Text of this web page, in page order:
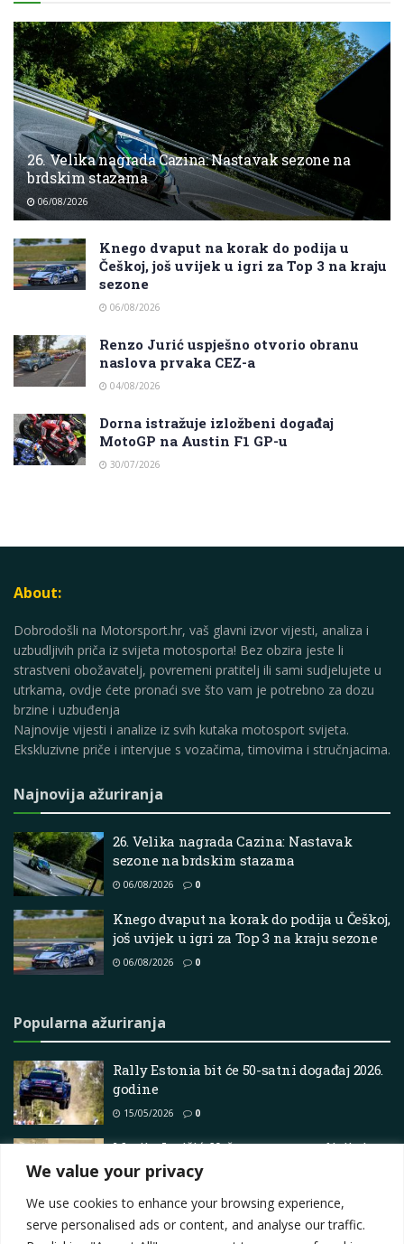
We value your privacy
We use cookies to enhance your browsing experience,
serve personalised ads or content, and analyse our traffic.
26. Velika nagrada Cazina: Nastavak sezone na
brdskim stazama
06/08/2026
Knego dvaput na korak do podija u
Češkoj, još uvijek u igri za Top 3 na kraju
sezone
06/08/2026
Renzo Jurić uspješno otvorio obranu
naslova prvaka CEZ-a
04/08/2026
Dorna istražuje izložbeni događaj
MotoGP na Austin F1 GP-u
30/07/2026
About:
Dobrodošli na Motorsport.hr, vaš glavni izvor vijesti, analiza i
uzbudljivih priča iz svijeta motosporta! Bez obzira jeste li
strastveni obožavatelj, povremeni pratitelj ili sami sudjelujete u
utrkama, ovdje ćete pronaći sve što vam je potrebno za dozu
brzine i uzbuđenja
Najnovije vijesti i analize iz svih kutaka motosport svijeta.
Ekskluzivne priče i intervjue s vozačima, timovima i stručnjacima.
Najnovija ažuriranja
26. Velika nagrada Cazina: Nastavak
sezone na brdskim stazama
06/08/2026 0
Knego dvaput na korak do podija u Češkoj,
još uvijek u igri za Top 3 na kraju sezone
06/08/2026 0
Popularna ažuriranja
Rally Estonia bit će 50-satni događaj 2026.
godine
15/05/2026 0
Matija Jurišić: Večer ponosa, tradicije i
hrvatskog uspjeha